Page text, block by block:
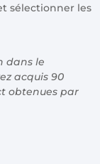
sélectionner les
dans le
acquis 90
obtenues par